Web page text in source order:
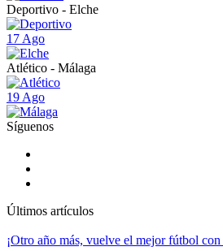
Deportivo - Elche
17 Ago
Atlético - Málaga
19 Ago
Síguenos
Últimos artículos
¡Otro año más, vuelve el mejor fútbol